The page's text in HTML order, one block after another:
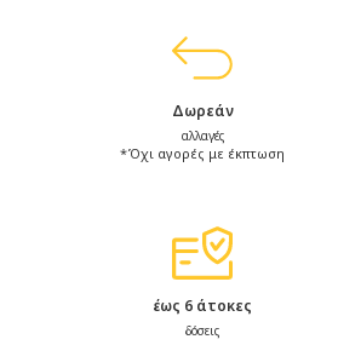
Δωρεάν
αλλαγές
*Όχι αγορές με έκπτωση
έως 6 άτοκες
δόσεις